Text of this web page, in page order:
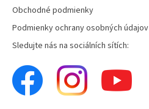
Obchodné podmienky
Podmienky ochrany osobných údajov
Sledujte nás na sociálních sítích: